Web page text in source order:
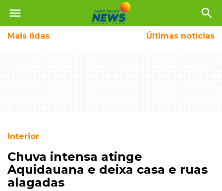
menu search
Mais lidas Últimas notícias
Interior
Chuva intensa atinge
Aquidauana e deixa casa e ruas
alagadas